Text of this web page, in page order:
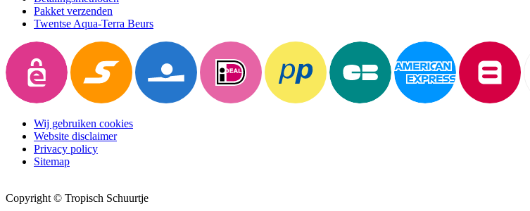
Pakket verzenden
Twentse Aqua-Terra Beurs
Wij gebruiken cookies
Website disclaimer
Privacy policy
Sitemap
Copyright © Tropisch Schuurtje